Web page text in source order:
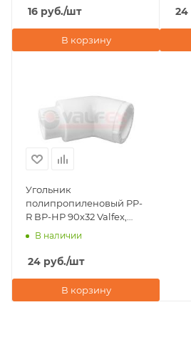
16 руб./шт
В корзину
24
Угольник
полипропиленовый PP-
R ВР-НР 90х32 Valfex,
белый
В наличии
24 руб./шт
В корзину